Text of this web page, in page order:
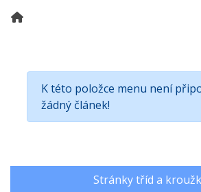
K této položce menu není
žádný článek!
Stránky tříd a